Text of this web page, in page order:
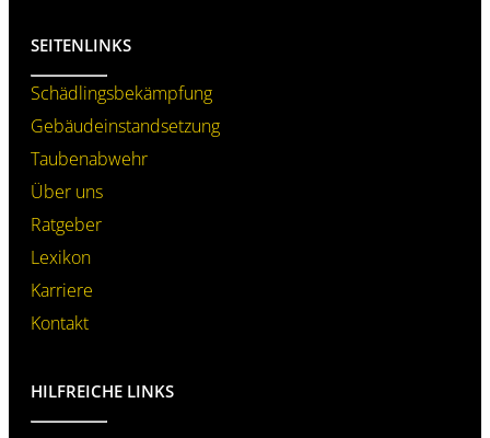
SEITENLINKS
Schädlings­bekämpfung
Gebäudeinstand­setzung
Taubenabwehr
Über uns
Ratgeber
Lexikon
Karriere
Kontakt
HILFREICHE LINKS